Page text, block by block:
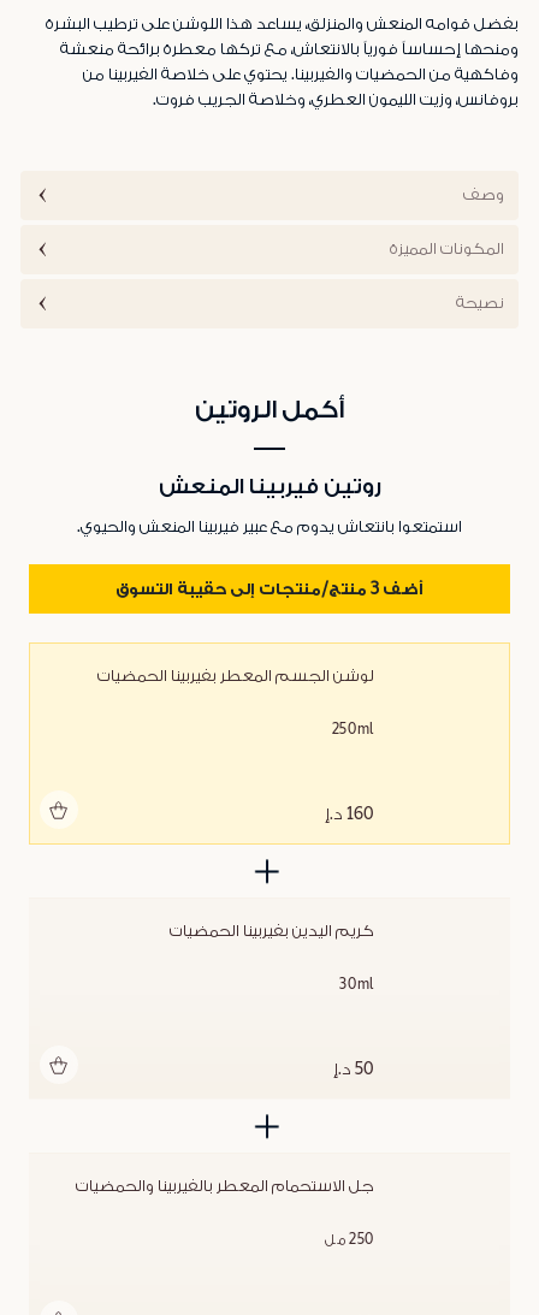
بفضل قوامه المنعش والمنزلق، يساعد هذا اللوشن على ترطيب البشرة
ومنحها إحساساً فورياً بالانتعاش، مع تركها معطرة برائحة منعشة
وفاكهية من الحمضيات والفيربينا. يحتوي على خلاصة الفيربينا من
بروفانس، وزيت الليمون العطري، وخلاصة الجريب فروت.
وصف
المكونات المميزة
نصيحة
أكمل الروتين
لوشن الجسم المعطر بفيربينا الحمضيات
250ml
160 د.إ
كريم اليدين بفيربينا الحمضيات
30ml
50 د.إ
جل الاستحمام المعطر بالفيربينا والحمضيات
250 مل
روتين فيربينا المنعش
استمتعوا بانتعاش يدوم مع عبير فيربينا المنعش والحيوي.
أضف 3 منتج/منتجات إلى حقيبة التسوق